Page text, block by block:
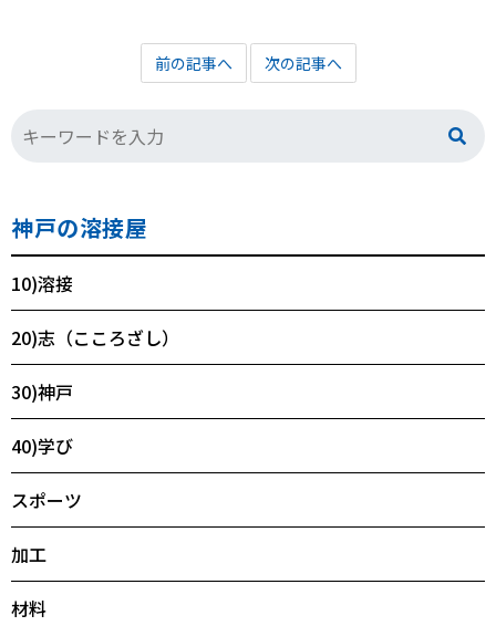
前の記事へ 次の記事へ
神戸の溶接屋
10)溶接
20)志（こころざし）
30)神戸
40)学び
スポーツ
加工
材料